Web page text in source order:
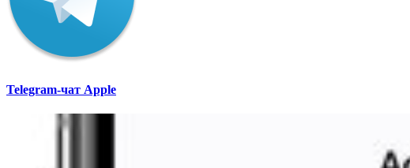
Telegram-чат Apple